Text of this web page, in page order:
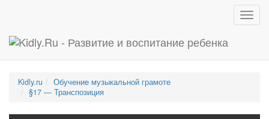
Kidly.ru
Обучение музыкальной грамоте
§17 — Транспозиция